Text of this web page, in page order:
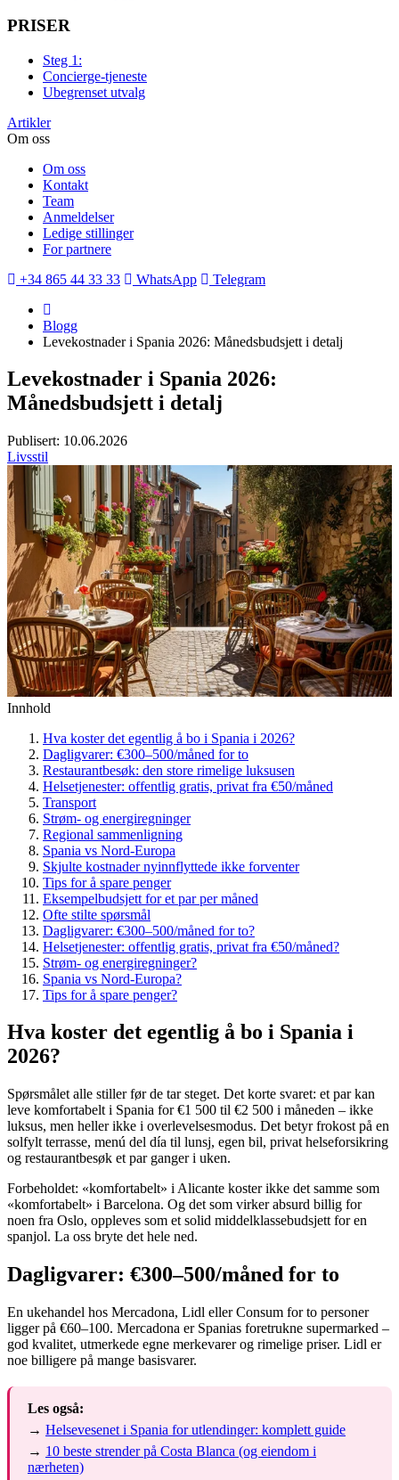
PRISER
Steg 1:
Concierge-tjeneste
Ubegrenset utvalg
Artikler
Om oss
Om oss
Kontakt
Team
Anmeldelser
Ledige stillinger
For partnere
+34 865 44 33 33
WhatsApp Telegram
Blogg
Levekostnader i Spania 2026: Månedsbudsjett i detalj
Levekostnader i Spania 2026:
Månedsbudsjett i detalj
Publisert: 10.06.2026
Livsstil
Innhold
Hva koster det egentlig å bo i Spania i 2026?
Dagligvarer: €300–500/måned for to
Restaurantbesøk: den store rimelige luksusen
Helsetjenester: offentlig gratis, privat fra €50/måned
Transport
Strøm- og energiregninger
Regional sammenligning
Spania vs Nord-Europa
Skjulte kostnader nyinnflyttede ikke forventer
Tips for å spare penger
Eksempelbudsjett for et par per måned
Ofte stilte spørsmål
Dagligvarer: €300–500/måned for to?
Helsetjenester: offentlig gratis, privat fra €50/måned?
Strøm- og energiregninger?
Spania vs Nord-Europa?
Tips for å spare penger?
Hva koster det egentlig å bo i Spania i
2026?
Spørsmålet alle stiller før de tar steget. Det korte svaret: et par kan
leve komfortabelt i Spania for €1 500 til €2 500 i måneden – ikke
luksus, men heller ikke i overlevelsesmodus. Det betyr frokost på en
solfylt terrasse, menú del día til lunsj, egen bil, privat helseforsikring
og restaurantbesøk et par ganger i uken.
Forbeholdet: «komfortabelt» i Alicante koster ikke det samme som
«komfortabelt» i Barcelona. Og det som virker absurd billig for
noen fra Oslo, oppleves som et solid middelklassebudsjett for en
spanjol. La oss bryte det hele ned.
Dagligvarer: €300–500/måned for to
En ukehandel hos Mercadona, Lidl eller Consum for to personer
ligger på €60–100. Mercadona er Spanias foretrukne supermarked –
god kvalitet, utmerkede egne merkevarer og rimelige priser. Lidl er
noe billigere på mange basisvarer.
Les også:
→ Helsevesenet i Spania for utlendinger: komplett guide
→ 10 beste strender på Costa Blanca (og eiendom i
nærheten)